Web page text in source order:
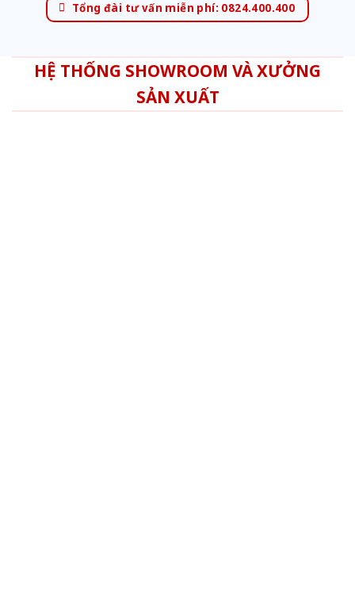
Tổng đài tư vấn miễn phí: 0824.400.400
HỆ THỐNG SHOWROOM VÀ XƯỞNG
SẢN XUẤT